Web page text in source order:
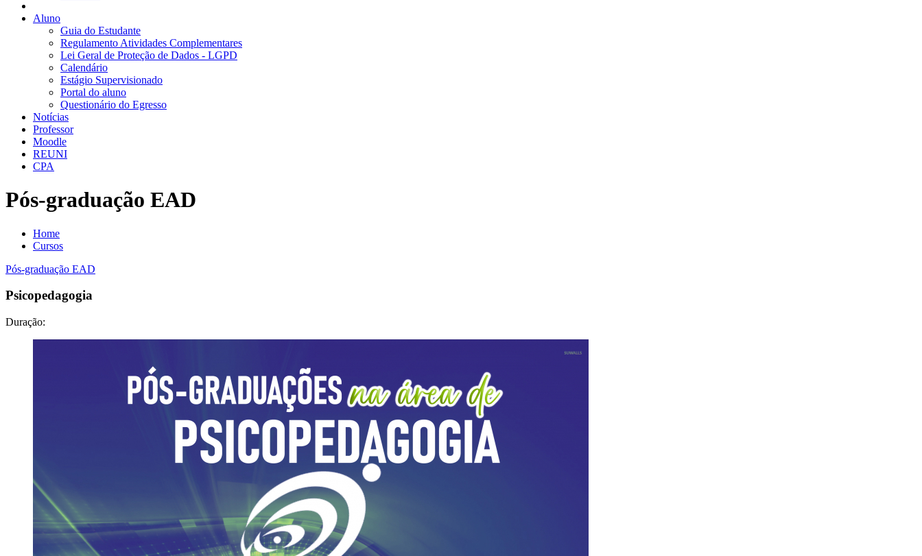
Aluno
Guia do Estudante
Regulamento Atividades Complementares
Lei Geral de Proteção de Dados - LGPD
Calendário
Estágio Supervisionado
Portal do aluno
Questionário do Egresso
Notícias
Professor
Moodle
REUNI
CPA
Pós-graduação EAD
Home
Cursos
Pós-graduação EAD
Psicopedagogia
Duração: